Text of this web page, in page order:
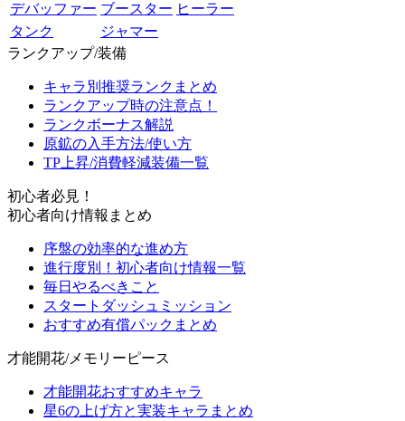
デバッファー ブースター ヒーラー
タンク
ジャマー
ランクアップ/装備
キャラ別推奨ランクまとめ
ランクアップ時の注意点！
ランクボーナス解説
原鉱の入手方法/使い方
TP上昇/消費軽減装備一覧
初心者必見！
初心者向け情報まとめ
序盤の効率的な進め方
進行度別！初心者向け情報一覧
毎日やるべきこと
スタートダッシュミッション
おすすめ有償パックまとめ
才能開花/メモリーピース
才能開花おすすめキャラ
星6の上げ方と実装キャラまとめ